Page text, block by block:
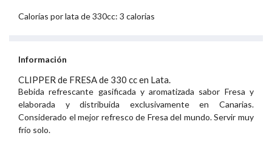
Calorías por lata de 330cc: 3 calorias
Información
CLIPPER de FRESA de 330 cc en Lata.
Bebida refrescante gasificada y aromatizada sabor Fresa y
elaborada y distribuida exclusivamente en Canarias.
Considerado el mejor refresco de Fresa del mundo. Servir muy
frío solo.